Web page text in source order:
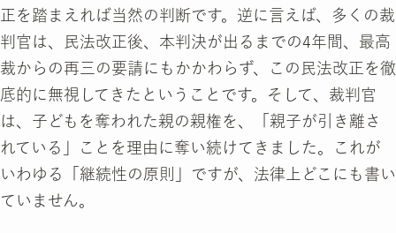
正を踏まえれば当然の判断です。逆に言えば、多くの裁
判官は、民法改正後、本判決が出るまでの4年間、最高
裁からの再三の要請にもかかわらず、この民法改正を徹
底的に無視してきたということです。そして、裁判官
は、子どもを奪われた親の親権を、「親子が引き離さ
れている」ことを理由に奪い続けてきました。これが
いわゆる「継続性の原則」ですが、法律上どこにも書い
ていません。